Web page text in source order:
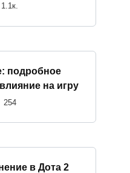
1.1к.
подробное
на игру
254
в Дота 2